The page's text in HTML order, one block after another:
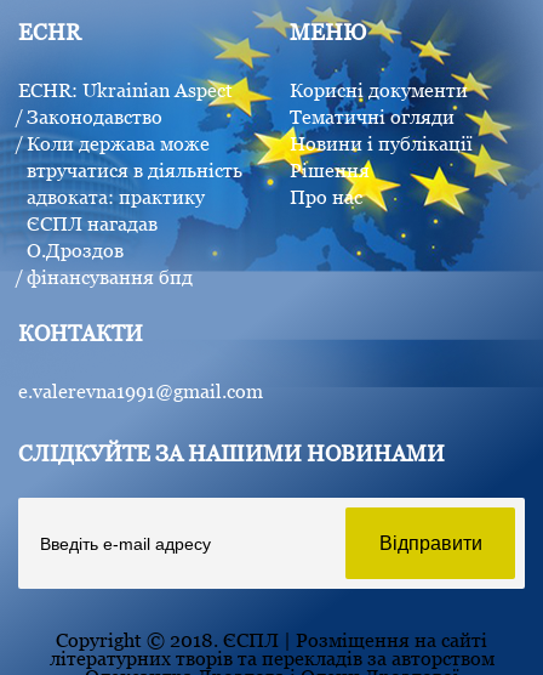
ECHR
ECHR: Ukrainian Aspect
Законодавство
Коли держава може
втручатися в діяльність
адвоката: практику
ЄСПЛ нагадав
О.Дроздов
фінансування бпд
МЕНЮ
Корисні документи
Тематичні огляди
Новини і публікації
Рішення
Про нас
КОНТАКТИ
e.valerevna1991@gmail.com
СЛІДКУЙТЕ ЗА НАШИМИ НОВИНАМИ
Copyright © 2018. ЄСПЛ | Розміщення на сайті
літературних творів та перекладів за авторством